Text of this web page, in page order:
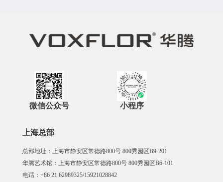
微信公众号 小程序
上海总部
总部地址：上海市静安区常德路800号 800秀园区B9-201
华腾艺术馆：上海市静安区常德路800号 800秀园区B6-101
电话：+86 21 62989325/15921028842